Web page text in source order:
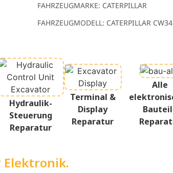
FAHRZEUGMARKE: CATERPILLAR
FAHRZEUGMODELL: CATERPILLAR CW34
Hydraulik-
Steuerung
Reparatur
Terminal &
Display
Reparatur
Alle